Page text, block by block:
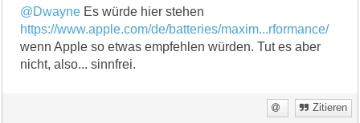
@Dwayne Es würde hier stehen
https://www.apple.com/de/batteries/maxim...rformance/
wenn Apple so etwas empfehlen würden. Tut es aber
nicht, also... sinnfrei.
Zitieren